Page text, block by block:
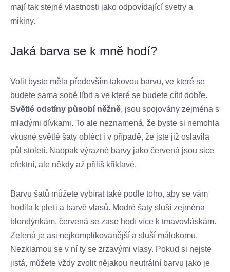
mají tak stejné vlastnosti jako odpovídající svetry a
mikiny.
Jaká barva se k mně hodí?
Volit byste měla především takovou barvu, ve které se
budete sama sobě líbit a ve které se budete cítit dobře.
Světlé odstíny působí něžně, jsou spojovány zejména s
mladými dívkami. To ale neznamená, že byste si nemohla
vkusné světlé šaty obléct i v případě, že jste již oslavila
půl století. Naopak výrazné barvy jako červená jsou sice
efektní, ale někdy až příliš křiklavé.
Barvu šatů můžete vybírat také podle toho, aby se vám
hodila k pleťi a barvě vlasů. Modré šaty sluší zejména
blondýnkám, červená se zase hodí více k tmavovláskám.
Zelená je asi nejkomplikovanější a sluší málokomu.
Nezklamou se v ní ty se zrzavými vlasy. Pokud si nejste
jistá, můžete vždy zvolit nějakou neutrální barvu jako je